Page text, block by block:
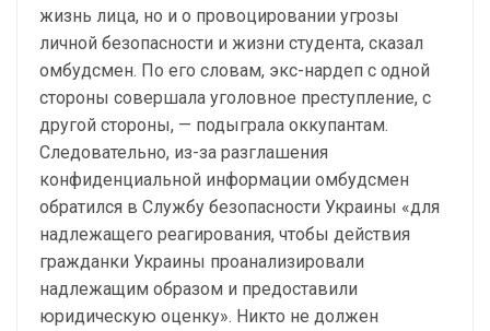
жизнь лица, но и о провоцировании угрозы
личной безопасности и жизни студента, сказал
омбудсмен. По его словам, экс-нардеп с одной
стороны совершала уголовное преступление, с
другой стороны, — подыграла оккупантам.
Следовательно, из-за разглашения
конфиденциальной информации омбудсмен
обратился в Службу безопасности Украины «для
надлежащего реагирования, чтобы действия
гражданки Украины проанализировали
надлежащим образом и предоставили
юридическую оценку». Никто не должен